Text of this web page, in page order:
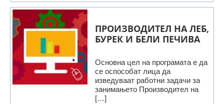
ПРОИЗВОДИТЕЛ НА ЛЕБ,
БУРЕК И БЕЛИ ПЕЧИВА
Основна цел на програмата е да
се оспособат лица да
изведуваат работни задачи за
занимањето Производител на
[…]